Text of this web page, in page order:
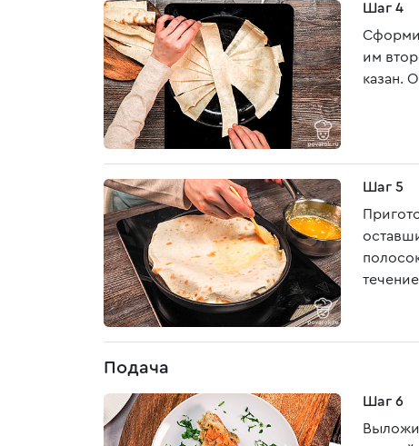
Шаг 4
им
казан.
Шаг 5
Подача
Шаг 6